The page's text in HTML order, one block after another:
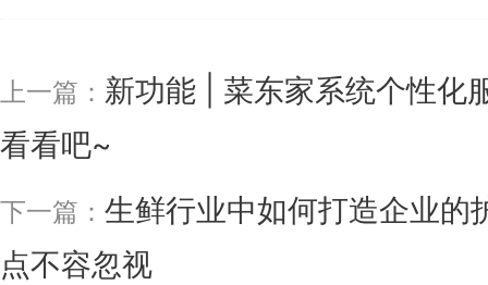
上一篇： 新功能 | 菜东家系统个性化
看看吧~
下一篇： 生鲜行业中如何打造企业的
点不容忽视